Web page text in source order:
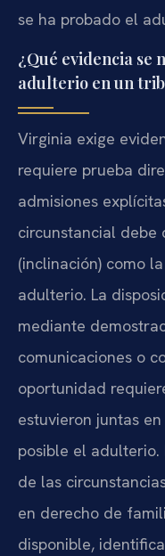
se ha probado el
¿Qué evidencia se
adulterio en un
Virginia exige
requiere prueba
admisiones
circunstancial debe
(inclinación) como
adulterio. La
mediante
comunicaciones o
oportunidad
estuvieron juntas
posible el
de las
en derecho de
disponible,